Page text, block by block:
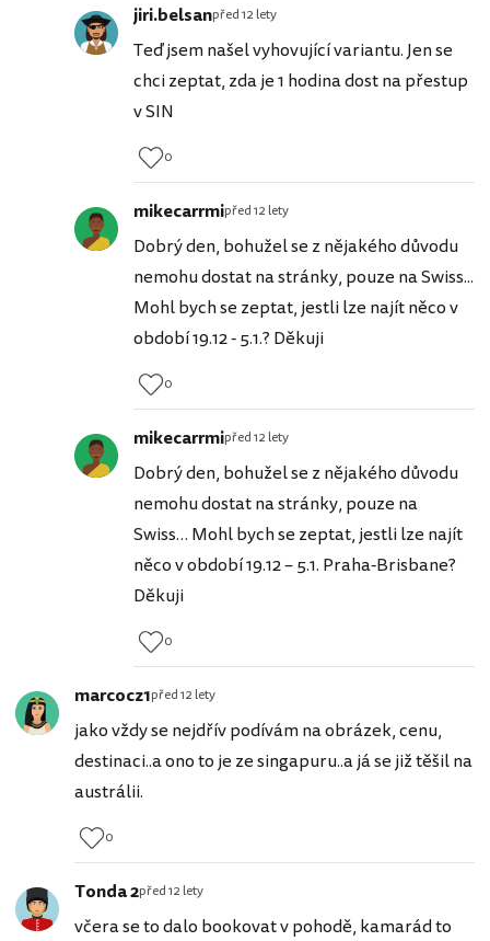
jiri.belsanpřed 12 lety
Teď jsem našel vyhovující variantu. Jen se
chci zeptat, zda je 1 hodina dost na přestup
v SIN
0
mikecarrmipřed 12 lety
Dobrý den, bohužel se z nějakého důvodu
nemohu dostat na stránky, pouze na Swiss...
Mohl bych se zeptat, jestli lze najít něco v
období 19.12 - 5.1.? Děkuji
0
mikecarrmipřed 12 lety
Dobrý den, bohužel se z nějakého důvodu
nemohu dostat na stránky, pouze na
Swiss… Mohl bych se zeptat, jestli lze najít
něco v období 19.12 – 5.1. Praha-Brisbane?
Děkuji
0
marcocz1před 12 lety
jako vždy se nejdřív podívám na obrázek, cenu,
destinaci..a ono to je ze singapuru..a já se již těšil na
austrálii.
0
Tonda 2před 12 lety
včera se to dalo bookovat v pohodě, kamarád to